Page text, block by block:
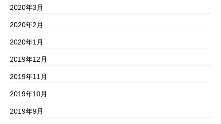
2020年3月
2020年2月
2020年1月
2019年12月
2019年11月
2019年10月
2019年9月